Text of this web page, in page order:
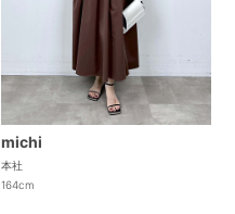
michi
本社
164cm